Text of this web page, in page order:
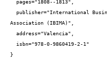
Association (IBIMA)",
}